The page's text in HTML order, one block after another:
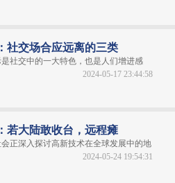
社交场合应远离的三类
社交中的一大特色，也是人们增进感
2024-05-17 23:44:58
若大陆敢收台，远程瘫
正深入探讨高新技术在全球发展中的地
2024-05-24 19:54:31